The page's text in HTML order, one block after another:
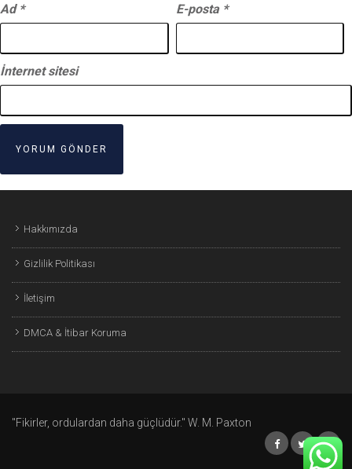
Ad * E-posta *
İnternet sitesi
Hakkımızda
Gizlilik Politikası
İletişim
DMCA & İtibar Koruma
"Fikirler, ordulardan daha güçlüdür." W. M. Paxton